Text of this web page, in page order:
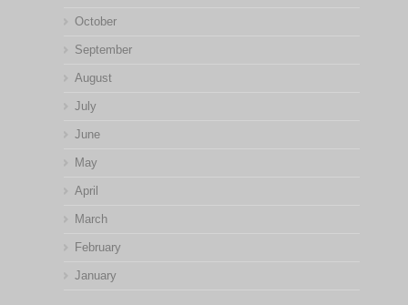
October
September
August
July
June
May
April
March
February
January